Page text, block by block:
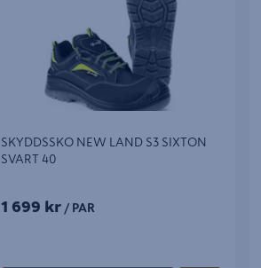
SKYDDSSKO NEW LAND S3 SIXTON
SVART 40
1 699 kr / PAR